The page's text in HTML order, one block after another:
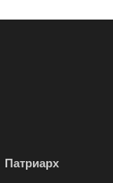
Патриарх